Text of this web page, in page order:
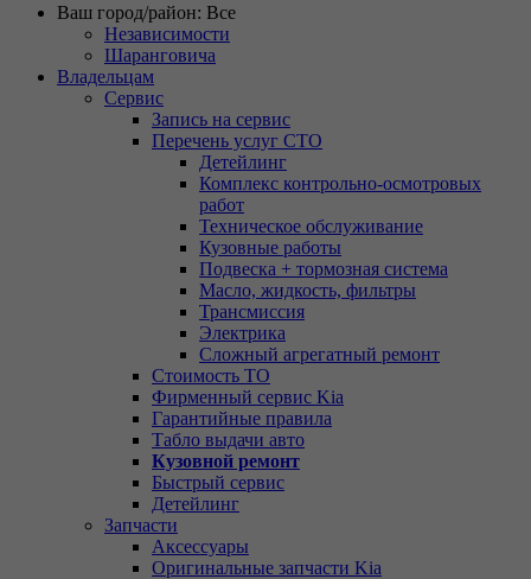
Ваш город/район: Все
Независимости
Шаранговича
Владельцам
Сервис
Запись на сервис
Перечень услуг СТО
Детейлинг
Комплекс контрольно-осмотровых
работ
Техническое обслуживание
Кузовные работы
Подвеска + тормозная система
Масло, жидкость, фильтры
Трансмиссия
Электрика
Сложный агрегатный ремонт
Стоимость ТО
Фирменный сервис Kia
Гарантийные правила
Табло выдачи авто
Кузовной ремонт
Быстрый сервис
Детейлинг
Запчасти
Аксессуары
Оригинальные запчасти Kia